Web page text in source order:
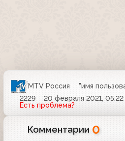
MTV Россия
"имя
2229
20 февраля 2021, 05:22
Есть проблема?
Комментарии 0